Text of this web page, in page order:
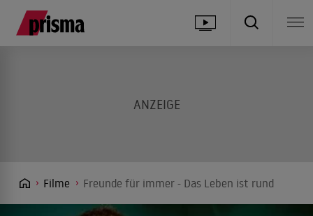
Filme Freunde für immer - Das Leben ist rund